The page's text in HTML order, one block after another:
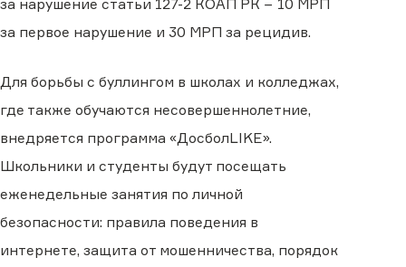
за нарушение статьи 127-2 КОАП РК − 10 МРП
за первое нарушение и 30 МРП за рецидив.
Для борьбы с буллингом в школах и колледжах,
где также обучаются несовершеннолетние,
внедряется программа «ДосболLIKE».
Школьники и студенты будут посещать
еженедельные занятия по личной
безопасности: правила поведения в
интернете, защита от мошенничества, порядок